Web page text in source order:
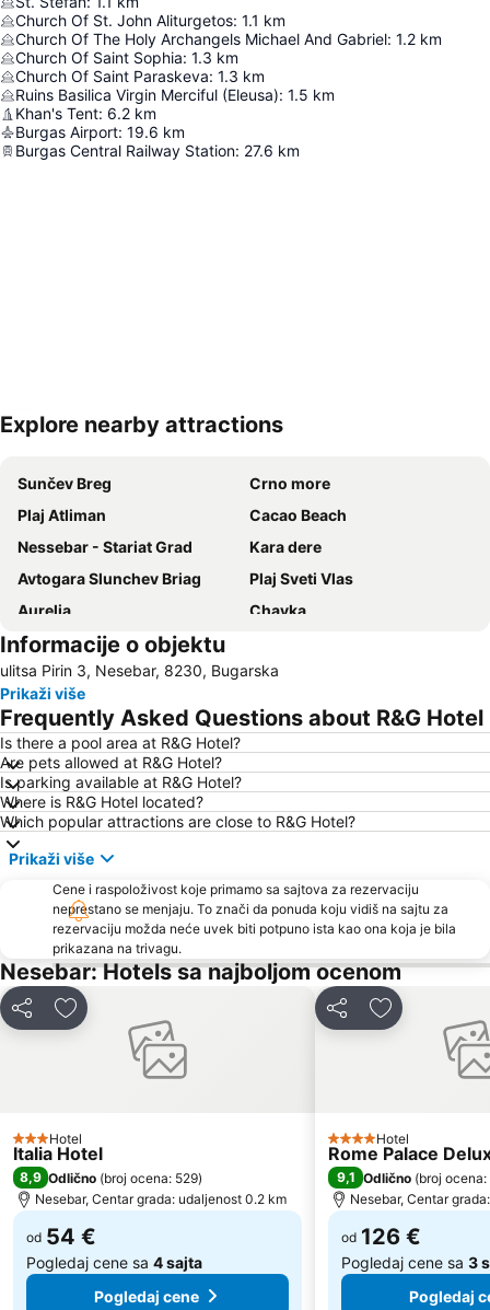
Church Of St. John Aliturgetos: 1.1 km
Church Of The Holy Archangels Michael And Gabriel: 1.2 km
Church Of Saint Sophia: 1.3 km
Church Of Saint Paraskeva: 1.3 km
Ruins Basilica Virgin Merciful (Eleusa): 1.5 km
Khan's Tent: 6.2 km
Burgas Airport: 19.6 km
Burgas Central Railway Station: 27.6 km
Explore nearby attractions
Sunčev Breg
Crno more
Plaj Atliman
Cacao Beach
Nessebar - Stariat Grad
Kara dere
Avtogara Slunchev Briag
Plaj Sveti Vlas
Aurelia
Chayka
Kraibrezhna ulica
Port of Nessebar
Kraybrezhna aleya
Pomorie East
Rabotnicheski zhilishta
Kavacite
Action Aquapark
Centralen plaj Pomorie
Yuzhen plazh
Irakli Beach
Old Town
Sunny Beach Karting Track
Centralen plaj Ravda
New Beach Sveti Vlas
Sarafovo
Perla
Informacije o objektu
ulitsa Pirin 3, Nesebar, 8230, Bugarska
Prikaži više
Frequently Asked Questions about R&G Hotel
Is there a pool area at R&G Hotel?
Are pets allowed at R&G Hotel?
Is parking available at R&G Hotel?
Where is R&G Hotel located?
Which popular attractions are close to R&G Hotel?
Prikaži više
Cene i raspoloživost koje primamo sa sajtova za rezervaciju
neprestano se menjaju. To znači da ponuda koju vidiš na sajtu za
rezervaciju možda neće uvek biti potpuno ista kao ona koja je bila
prikazana na trivagu.
Nesebar: Hotels sa najboljom ocenom
Deli Dodati u favorite
3 Zvezdice
Hotel
Italia Hotel
8,9 Odlično (broj ocena: 529)
Nesebar, Centar grada: udaljenost 0.2 km
od 54 €
Pogledaj cene sa 4 sajta
Pogledaj cene
Deli Dodati u
4 Zvezdice
Hotel
Rome Palace
9,1 Odlično (broj ocena:
Nesebar, Centar
od 126 €
Pogledaj cene sa 3
Pogledaj